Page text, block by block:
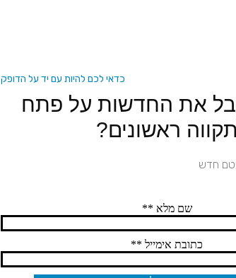
כדאי לכם להיות עם יד על הדופק
את החדשות על פתח
תקווה ראשונים?
חדש
שם מלא **
כתובת אימייל **